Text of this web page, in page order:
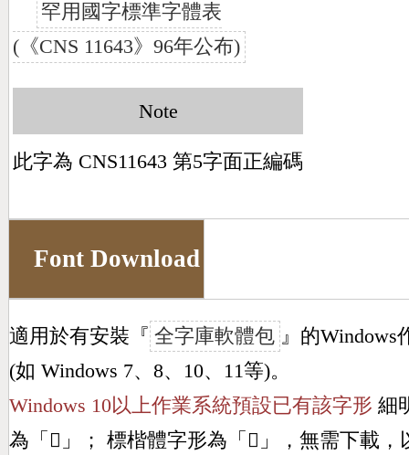
罕用國字標準字體表
(《CNS 11643》96年公布)
Note
此字為 CNS11643 第5字面正編碼
Font Download
適用於有安裝『 全字庫軟體包 』的Windows
(如 Windows 7、8、10、11等)。
Windows 10以上作業系統預設已有該字形 細
為「 𣉒 」； 標楷體字形為「 𣉒 」，無需下載，